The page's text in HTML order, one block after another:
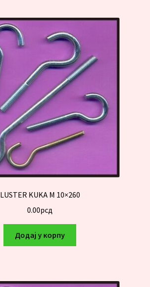
LUSTER KUKA M 10×260
0.00рсд
Додај у корпу